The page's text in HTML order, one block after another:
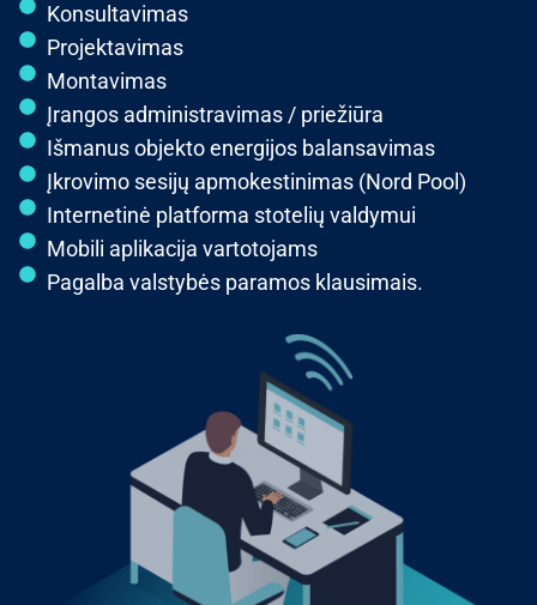
Konsultavimas
Projektavimas
Montavimas
Įrangos administravimas / priežiūra
Išmanus objekto energijos balansavimas
Įkrovimo sesijų apmokestinimas (Nord Pool)
Internetinė platforma stotelių valdymui
Mobili aplikacija vartotojams
Pagalba valstybės paramos klausimais.